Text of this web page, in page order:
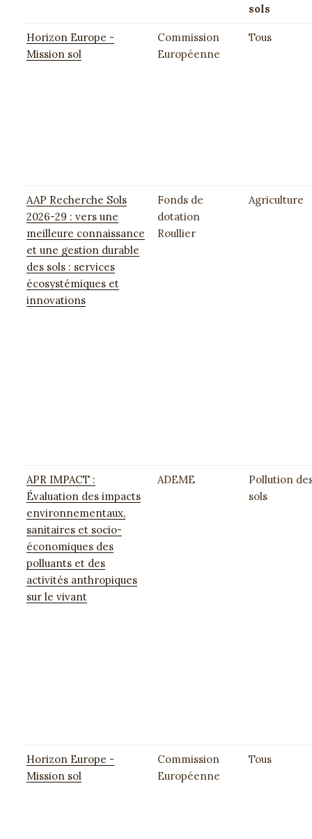
sols
Horizon Europe -
Mission sol
Commission
Européenne
Tous
AAP Recherche Sols
2026-29 : vers une
meilleure connaissance
et une gestion durable
des sols : services
écosystémiques et
innovations
Fonds de
dotation
Roullier
Agriculture
APR IMPACT :
Évaluation des impacts
environnementaux,
sanitaires et socio-
économiques des
polluants et des
activités anthropiques
sur le vivant
ADEME
Pollution
sols
Horizon Europe -
Mission sol
Commission
Européenne
Tous